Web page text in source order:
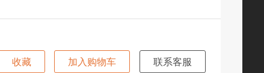
收藏 加入购物车 联系客服